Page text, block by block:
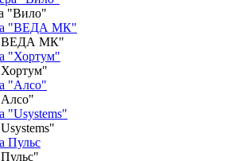
"Вило"
"ВЕДА МК"